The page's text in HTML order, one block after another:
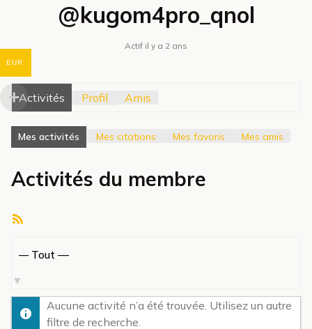
@kugom4pro_qnol
Actif il y a 2 ans
Activités Profil Amis
Mes activités Mes citations Mes favoris Mes amis
Activités du membre
par
activité:
Aucune activité n’a été trouvée. Utilisez un autre
filtre de recherche.
EUR